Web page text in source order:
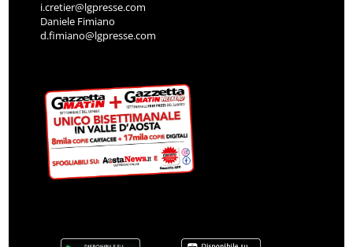
i.cretier@lgpresse.com
Daniele Fimiano
d.fimiano@lgpresse.com